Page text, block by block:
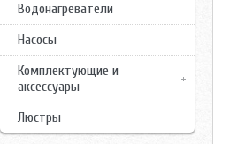
Водонагреватели
Насосы
Комплектующие и
аксессуары
Люстры